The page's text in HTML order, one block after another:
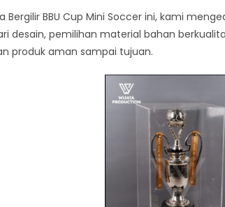
BBU Cup Mini Soccer ini, kami
desain, pemilihan material bahan
produk aman sampai tujuan.